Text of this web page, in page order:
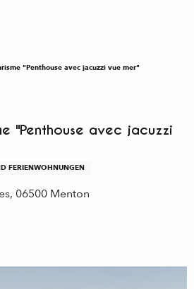
"Penthouse avec jacuzzi vue mer"
"Penthouse avec jacuzzi
FERIENWOHNUNGEN
06500 Menton